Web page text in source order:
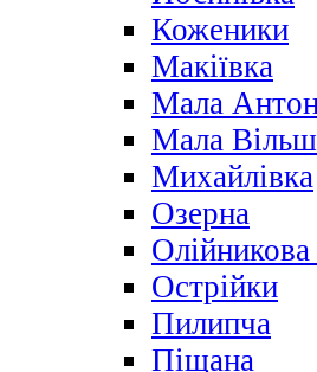
Коженики
Макіївка
Мала
Мала
Михайлівка
Озерна
Острійки
Пилипча
Піщана